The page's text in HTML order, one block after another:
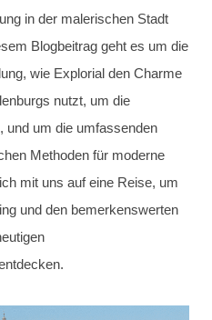
in der malerischen Stadt
Blogbeitrag geht es um die
wie Explorial den Charme
nutzt, um die
und um die umfassenden
Methoden für moderne
mit uns auf eine Reise, um
und den bemerkenswerten